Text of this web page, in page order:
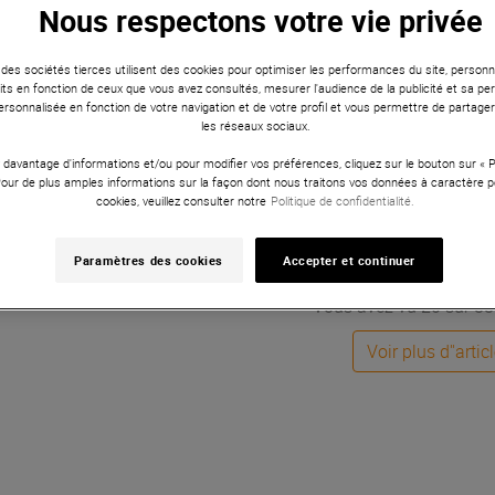
s'adaptent à tous les besoins et environnements. Visitez
une nouvelle dimension à vos performances audio, en
Voir les articles
Status : 0 - Message : error
Vous avez vu 20 sur
Voir plus
Nous respectons votre vie privée
sociétés tierces utilisent des cookies pour optimiser les performances du site,
en fonction de ceux que vous avez consultés, mesurer l'audience de la publicité et sa
en fonction de votre navigation et de votre profil et vous permettre de
les réseaux sociaux.
davantage d'informations et/ou pour modifier vos préférences, cliquez sur le bouton sur «
de plus amples informations sur la façon dont nous traitons vos données à caractère
cookies, veuillez consulter notre Politique de confidentialité.
Paramètres des cookies Accepter et continuer